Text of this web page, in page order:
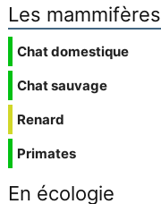
Les mammifères
Chat domestique
Chat sauvage
Renard
Primates
En écologie